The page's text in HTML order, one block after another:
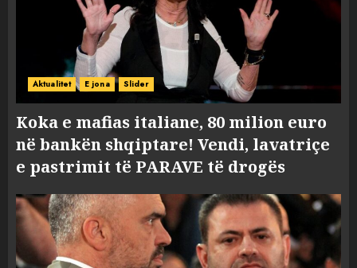
Aktualitet E jona Slider
Koka e mafias italiane, 80 milion euro
në bankën shqiptare! Vendi, lavatriçe
e pastrimit të PARAVE të drogës